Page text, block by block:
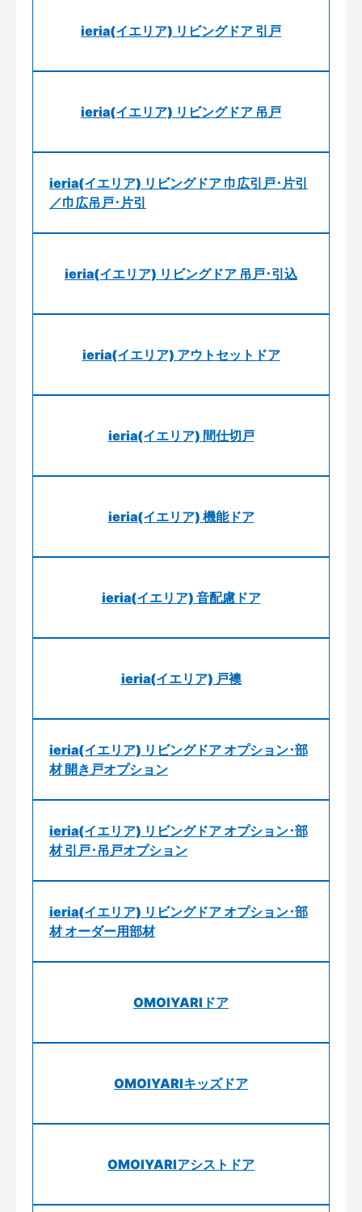
ieria(イエリア) リビングドア 引戸
ieria(イエリア) リビングドア 吊戸
ieria(イエリア) リビングドア 巾広引戸･片引
／巾広吊戸･片引
ieria(イエリア) リビングドア 吊戸･引込
ieria(イエリア) アウトセットドア
ieria(イエリア) 間仕切戸
ieria(イエリア) 機能ドア
ieria(イエリア) 音配慮ドア
ieria(イエリア) 戸襖
ieria(イエリア) リビングドア オプション･部
材 開き戸オプション
ieria(イエリア) リビングドア オプション･部
材 引戸･吊戸オプション
ieria(イエリア) リビングドア オプション･部
材 オーダー用部材
OMOIYARIドア
OMOIYARIキッズドア
OMOIYARIアシストドア